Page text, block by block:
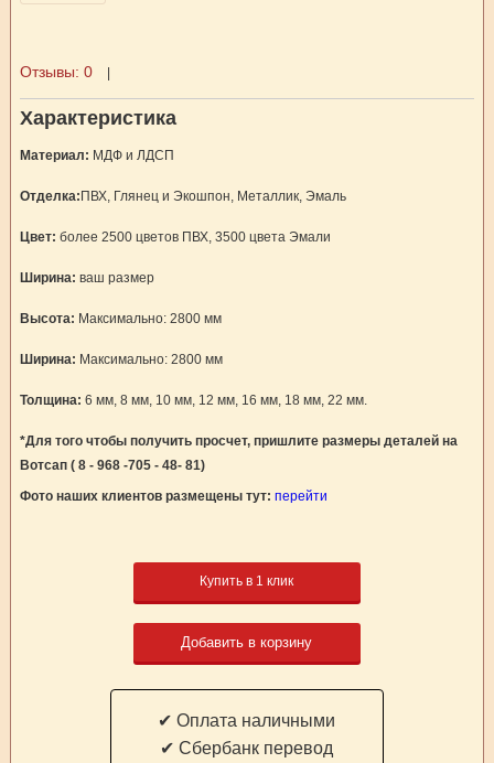
Отзывы: 0
Характеристика
Материал: МДФ и ЛДСП
Отделка: ПВХ, Глянец и Экошпон, Металлик, Эмаль
Цвет: более 2500 цветов ПВХ, 3500 цвета Эмали
Ширина: ваш размер
Высота: Максимально: 2800 мм
Ширина: Максимально: 2800 мм
Толщина: 6 мм, 8 мм, 10 мм, 12 мм, 16 мм, 18 мм, 22 мм.
*Для того чтобы получить просчет, пришлите размеры деталей на
Вотсап ( 8 - 968 -705 - 48- 81)
Фото наших клиентов размещены тут: перейти
Купить в 1 клик
Добавить в корзину
✔ Оплата наличными
✔ Cбербанк перевод